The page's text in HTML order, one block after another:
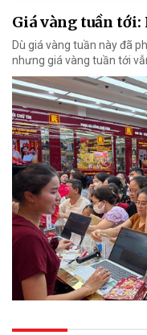
Giá vàng tuần tới:
Dù giá vàng tuần này đã
nhưng giá vàng tuần tới